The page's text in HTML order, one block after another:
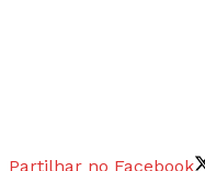
Partilhar no Facebook